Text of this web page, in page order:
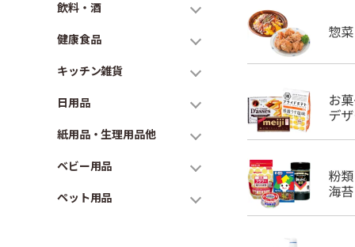
飲料・酒
健康食品
キッチン雑貨
日用品
紙用品・生理用品他
ベビー用品
ペット用品